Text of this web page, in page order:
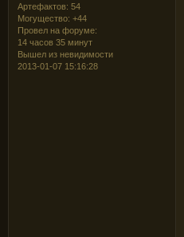
Артефактов: 54
Могущество: +44
Провел на форуме:
14 часов 35 минут
Вышел из невидимости
2013-01-07 15:16:28